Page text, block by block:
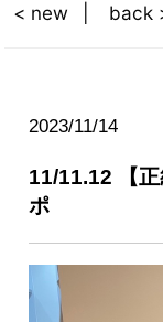
< new back
2023/11/14
11/11.12 【
ポ